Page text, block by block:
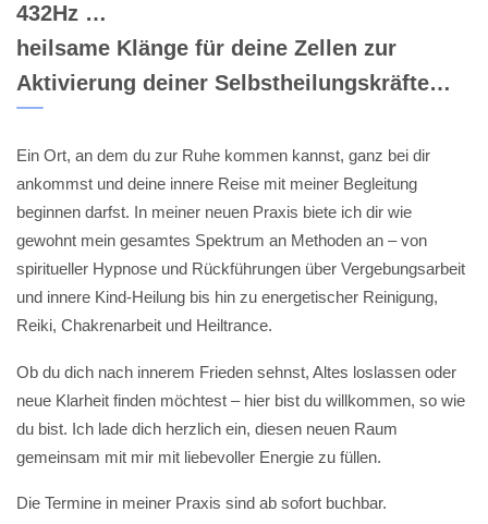
432Hz …
heilsame Klänge für deine Zellen zur
Aktivierung deiner Selbstheilungskräfte…
Ein Ort, an dem du zur Ruhe kommen kannst, ganz bei dir
ankommst und deine innere Reise mit meiner Begleitung
beginnen darfst. In meiner neuen Praxis biete ich dir wie
gewohnt mein gesamtes Spektrum an Methoden an – von
spiritueller Hypnose und Rückführungen über Vergebungsarbeit
und innere Kind-Heilung bis hin zu energetischer Reinigung,
Reiki, Chakrenarbeit und Heiltrance.
Ob du dich nach innerem Frieden sehnst, Altes loslassen oder
neue Klarheit finden möchtest – hier bist du willkommen, so wie
du bist. Ich lade dich herzlich ein, diesen neuen Raum
gemeinsam mit mir mit liebevoller Energie zu füllen.
Die Termine in meiner Praxis sind ab sofort buchbar.